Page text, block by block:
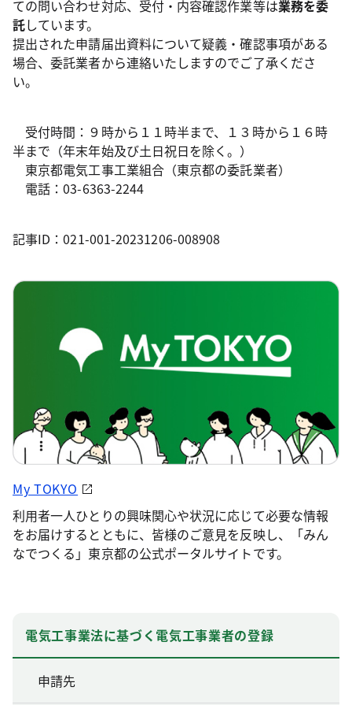
ての問い合わせ対応、受付・内容確認作業等は業務を委
託しています。
提出された申請届出資料について疑義・確認事項がある
場合、委託業者から連絡いたしますのでご了承くださ
い。
受付時間：９時から１１時半まで、１３時から１６時
半まで（年末年始及び土日祝日を除く。）
東京都電気工事工業組合（東京都の委託業者）
電話：03-6363-2244
記事ID：021-001-20231206-008908
My TOKYO
利用者一人ひとりの興味関心や状況に応じて必要な情報
をお届けするとともに、皆様のご意見を反映し、「みん
なでつくる」東京都の公式ポータルサイトです。
電気工事業法に基づく電気工事業者の登録
申請先